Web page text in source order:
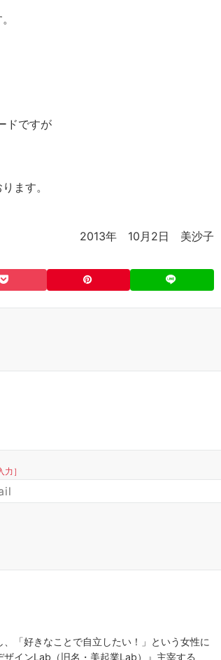
ドですが
ます。
2013年 10月2日 美沙子
力］
「好きなことで自立したい！」という女性に
インLab（旧名・美起業Lab）』主宰する